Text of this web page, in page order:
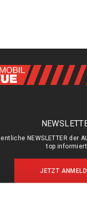
NEWSLETTER der
top
JETZT